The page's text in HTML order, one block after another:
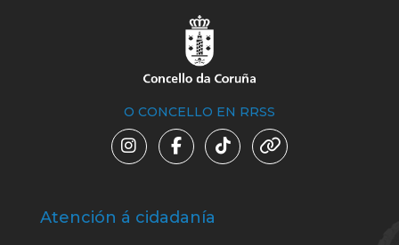
O CONCELLO EN RRSS
Atención á cidadanía